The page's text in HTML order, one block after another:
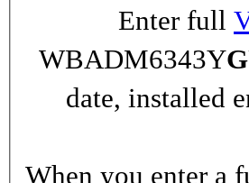
Enter full
WBADM6343Y
date, installed
When you enter a